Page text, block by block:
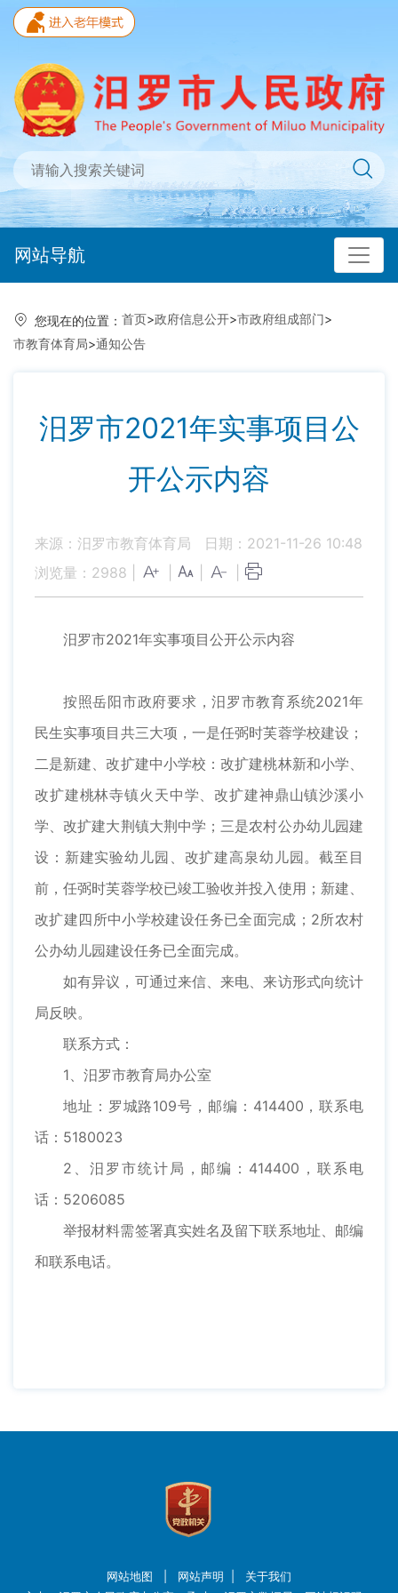
网站导航
您现在的位置： 首页>政府信息公开>市政府组成部门>
市教育体育局>通知公告
汨罗市2021年实事项目公
开公示内容
来源：汨罗市教育体育局
日期：2021-11-26 10:48
浏览量： 2988
汨罗市2021年实事项目公开公示内容
按照岳阳市政府要求，汨罗市教育系统2021年
民生实事项目共三大项，一是任弼时芙蓉学校建设；
二是新建、改扩建中小学校：改扩建桃林新和小学、
改扩建桃林寺镇火天中学、改扩建神鼎山镇沙溪小
学、改扩建大荆镇大荆中学；三是农村公办幼儿园建
设：新建实验幼儿园、改扩建高泉幼儿园。截至目
前，任弼时芙蓉学校已竣工验收并投入使用；新建、
改扩建四所中小学校建设任务已全面完成；2所农村
公办幼儿园建设任务已全面完成。
如有异议，可通过来信、来电、来访形式向统计
局反映。
联系方式：
1、汨罗市教育局办公室
地址：罗城路109号，邮编：414400，联系电
话：5180023
2、汨罗市统计局，邮编：414400，联系电
话：5206085
举报材料需签署真实姓名及留下联系地址、邮编
和联系电话。
网站地图 网站声明
关于我们